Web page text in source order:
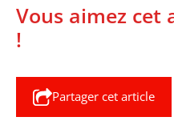
Vous aimez cet
!
Partager cet article